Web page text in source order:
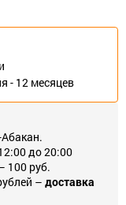
- 12 месяцев
до 20:00
100 руб.
– доставка